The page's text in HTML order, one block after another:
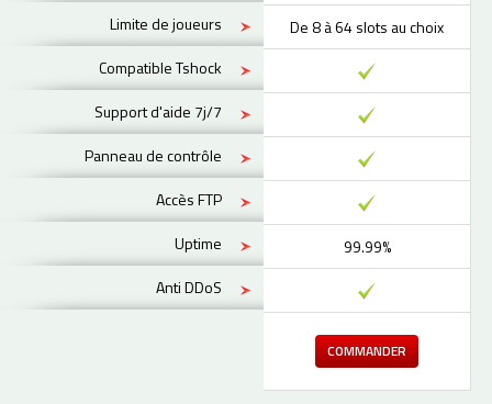
Limite de joueurs
Compatible Tshock
Support d'aide 7j/7
Panneau de contrôle
Accès FTP
Uptime
Anti DDoS
De 8 à 64 slots au choix
99.99%
COMMANDER